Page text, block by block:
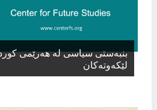
بنبەستی سیاسی لە هەرێمی
لێكه‌وته‌كان